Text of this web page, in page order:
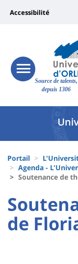
Source de talents,
depuis 1306
Université
Recherche
responsive
menu
button
Université
vers
page
Accessibilité
Université
Block
liste
des
d'Ariane
Portail
Agenda -
Soutenance de
University
:
Sidebar
University
:
Main
Titre
de